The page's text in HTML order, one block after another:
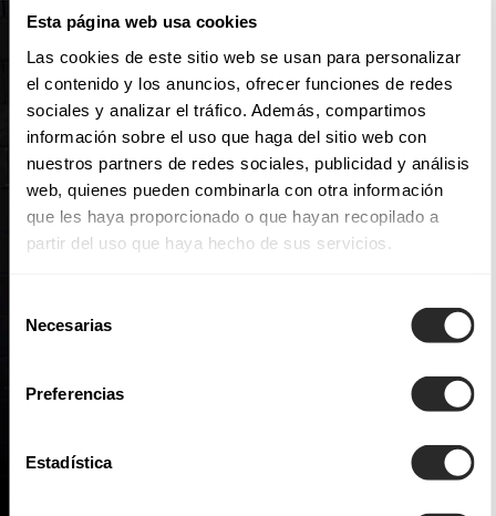
Esta página web usa cookies
Las cookies de este sitio web se usan para personalizar
el contenido y los anuncios, ofrecer funciones de redes
sociales y analizar el tráfico. Además, compartimos
información sobre el uso que haga del sitio web con
nuestros partners de redes sociales, publicidad y análisis
web, quienes pueden combinarla con otra información
que les haya proporcionado o que hayan recopilado a
partir del uso que haya hecho de sus servicios.
Necesarias
Preferencias
Estadística